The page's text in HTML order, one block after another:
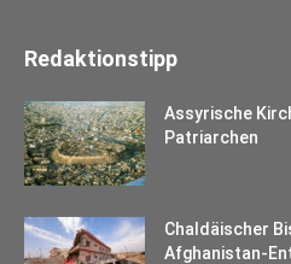
Redaktionstipp
Assyrische
Patriarchen
Chaldäischer
Afghanistan-